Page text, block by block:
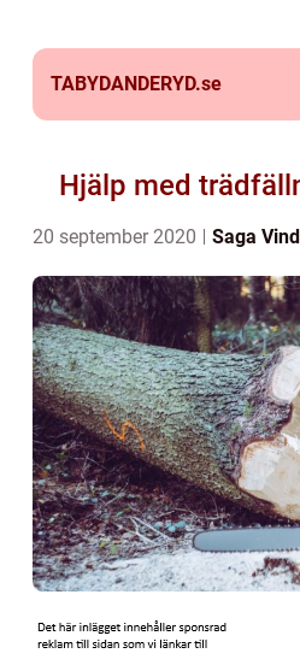
TABYDANDERYD.se
Hjälp med
20 september 2020 Saga